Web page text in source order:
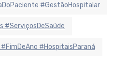
#GestãoHospitalar
#ServiçosDeSaúde
#HospitaisParaná